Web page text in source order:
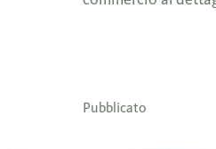
Pubblicato